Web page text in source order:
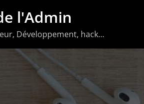
l'Admin
Développement, hack…